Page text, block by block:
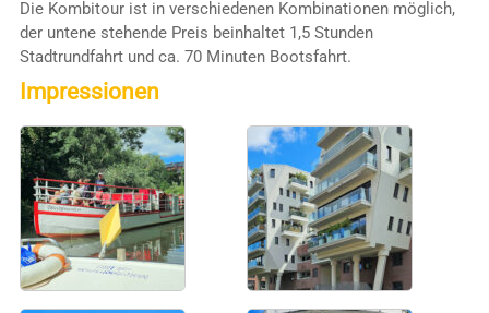
Die Kombitour ist in verschiedenen Kombinationen möglich,
der untene stehende Preis beinhaltet 1,5 Stunden
Stadtrundfahrt und ca. 70 Minuten Bootsfahrt.
Impressionen